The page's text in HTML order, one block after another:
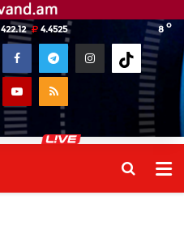
8 o
422.12 4.4525